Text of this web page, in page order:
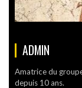
ADMIN
Amatrice du
depuis 10 ans.